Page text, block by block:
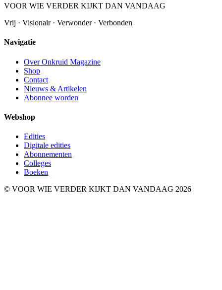
VOOR WIE VERDER KIJKT DAN VANDAAG
Vrij · Visionair · Verwonder · Verbonden
Navigatie
Over Onkruid Magazine
Shop
Contact
Nieuws & Artikelen
Abonnee worden
Webshop
Edities
Digitale edities
Abonnementen
Colleges
Boeken
© VOOR WIE VERDER KIJKT DAN VANDAAG 2026